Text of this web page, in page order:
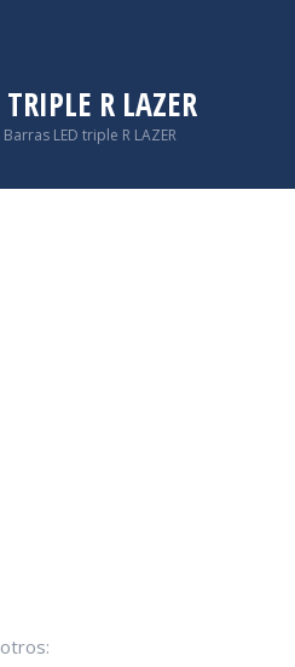
R LAZER
Barras LED triple R LAZER